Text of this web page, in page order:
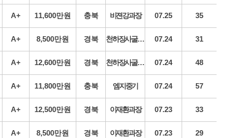
A+ 11,600만원 충북 비젼강과장 07.25 35
A+ 8,500만원 경북 천하장사굴삭기 07.24 31
A+ 12,600만원 경북 천하장사굴삭기 07.24 48
A+ 11,800만원 충북 엠지중기 07.24 57
A+ 12,500만원 경북 이재환과장 07.23 33
A+ 8,500만원 경북 이재환과장 07.23 29